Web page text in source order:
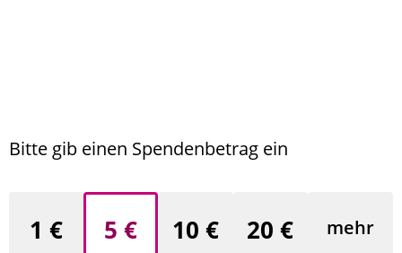
Bitte gib einen Spendenbetrag ein
1 € 5 € 10 € 20 € mehr